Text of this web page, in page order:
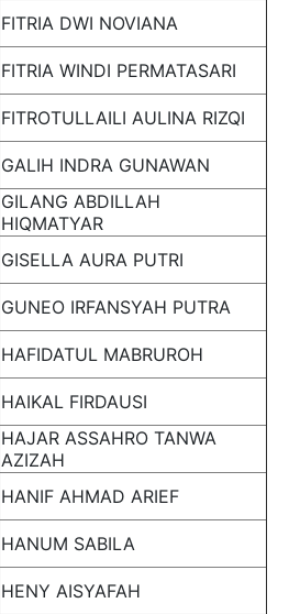
FITRIA DWI NOVIANA
FITRIA WINDI PERMATASARI
FITROTULLAILI AULINA RIZQI
GALIH INDRA GUNAWAN
GILANG ABDILLAH
HIQMATYAR
GISELLA AURA PUTRI
GUNEO IRFANSYAH PUTRA
HAFIDATUL MABRUROH
HAIKAL FIRDAUSI
HAJAR ASSAHRO TANWA
AZIZAH
HANIF AHMAD ARIEF
HANUM SABILA
HENY AISYAFAH